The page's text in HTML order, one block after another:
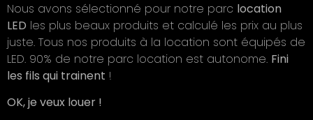
Nous avons sélectionné pour notre parc location
LED les plus beaux produits et calculé les prix au plus
juste. Tous nos produits à la location sont équipés de
LED. 90% de notre parc location est autonome. Fini
les fils qui trainent !
OK, je veux louer !